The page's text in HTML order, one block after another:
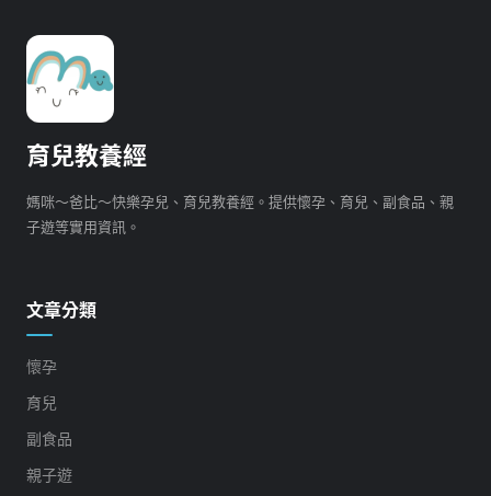
育兒教養經
媽咪～爸比～快樂孕兒、育兒教養經。提供懷孕、育兒、副食品、親
子遊等實用資訊。
文章分類
懷孕
育兒
副食品
親子遊